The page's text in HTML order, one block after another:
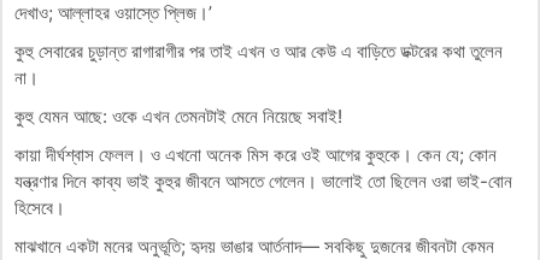
দেখাও; আল্লাহর ওয়াস্তে প্লিজ।’
কুহু সেবারের চুড়ান্ত রাগারাগীর পর তাই এখন ও আর কেউ এ বাড়িতে ডক্টরের কথা তুলেন
না।
কুহু যেমন আছে: ওকে এখন তেমনটাই মেনে নিয়েছে সবাই!
কায়া দীর্ঘশ্বাস ফেলল। ও এখনো অনেক মিস করে ওই আগের কুহুকে। কেন যে; কোন
যন্ত্রণার দিনে কাব্য ভাই কুহুর জীবনে আসতে গেলেন। ভালোই তো ছিলেন ওরা ভাই-বোন
হিসেবে।
মাঝখানে একটা মনের অনুভূতি; হৃদয় ভাঙার আর্তনাদ— সবকিছু দুজনের জীবনটা কেমন